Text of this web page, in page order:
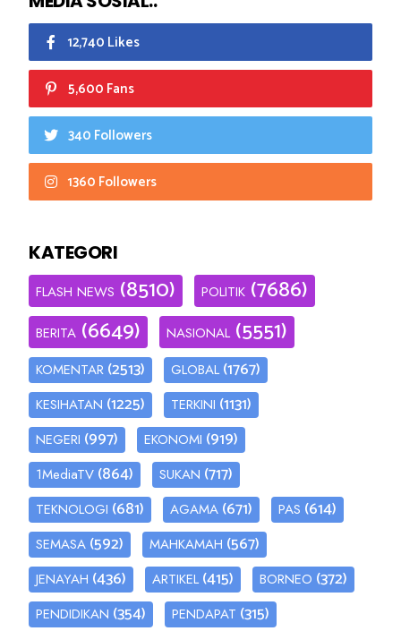
12,740 Likes
5,600 Fans
340 Followers
1360 Followers
KATEGORI
FLASH NEWS (8510) POLITIK (7686)
BERITA (6649) NASIONAL (5551)
KOMENTAR (2513) GLOBAL (1767)
KESIHATAN (1225) TERKINI (1131)
NEGERI (997) EKONOMI (919)
1MediaTV (864) SUKAN (717)
TEKNOLOGI (681) AGAMA (671) PAS (614)
SEMASA (592) MAHKAMAH (567)
JENAYAH (436) ARTIKEL (415) BORNEO (372)
PENDIDIKAN (354) PENDAPAT (315)